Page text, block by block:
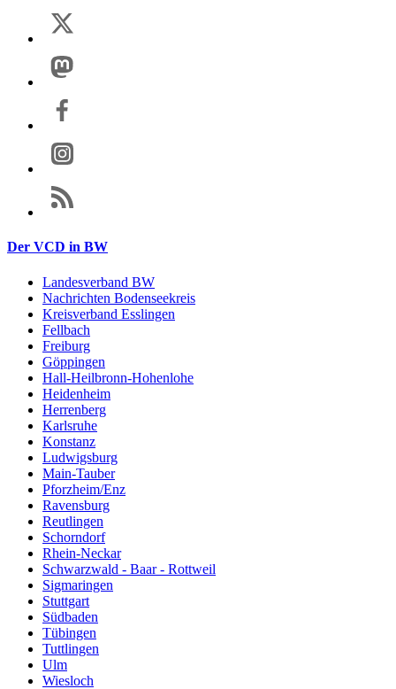
Der VCD in BW
Landesverband BW
Nachrichten Bodenseekreis
Kreisverband Esslingen
Fellbach
Freiburg
Göppingen
Hall-Heilbronn-Hohenlohe
Heidenheim
Herrenberg
Karlsruhe
Konstanz
Ludwigsburg
Main-Tauber
Pforzheim/Enz
Ravensburg
Reutlingen
Schorndorf
Rhein-Neckar
Schwarzwald - Baar - Rottweil
Sigmaringen
Stuttgart
Südbaden
Tübingen
Tuttlingen
Ulm
Wiesloch